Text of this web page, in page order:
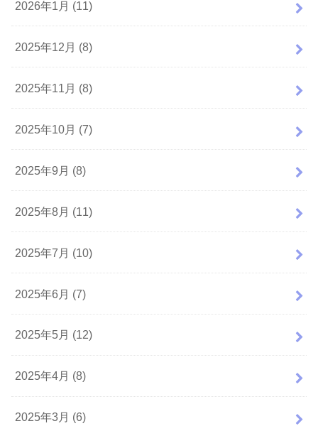
2026年1月 (11)
2025年12月 (8)
2025年11月 (8)
2025年10月 (7)
2025年9月 (8)
2025年8月 (11)
2025年7月 (10)
2025年6月 (7)
2025年5月 (12)
2025年4月 (8)
2025年3月 (6)